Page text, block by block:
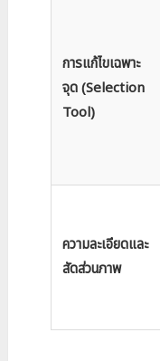
การแก้ไขเฉพาะ
จุด (Selection
Tool)
ความละเอียดและ
สัดส่วนภาพ